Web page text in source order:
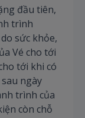
đầu tiên,
trình
sức khỏe,
Vé cho tới
tới khi có
ngày
trình của
còn chỗ